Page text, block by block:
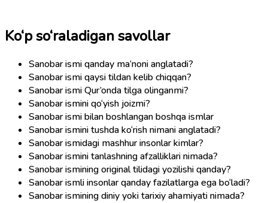
Ko‘p so‘raladigan savollar
Sanobar ismi qanday ma’noni anglatadi?
Sanobar ismi qaysi tildan kelib chiqqan?
Sanobar ismi Qur’onda tilga olinganmi?
Sanobar ismini qo‘yish joizmi?
Sanobar ismi bilan boshlangan boshqa ismlar
Sanobar ismini tushda ko‘rish nimani anglatadi?
Sanobar ismidagi mashhur insonlar kimlar?
Sanobar ismini tanlashning afzalliklari nimada?
Sanobar ismining original tilidagi yozilishi qanday?
Sanobar ismli insonlar qanday fazilatlarga ega bo‘ladi?
Sanobar ismining diniy yoki tarixiy ahamiyati nimada?